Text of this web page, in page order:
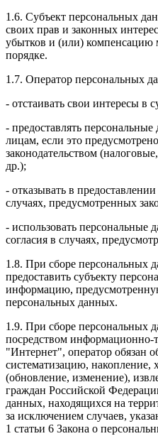
1.6. Субъект персональных
своих прав и законных
убытков и (или) компенсацию
порядке.
1.7. Оператор персональных
- отстаивать свои интересы в
- предоставлять
лицам, если это
законодательством
др.);
- отказывать в
случаях, предусмотренных
- использовать персональные
согласия в случаях,
1.8. При сборе персональных
предоставить субъекту
информацию,
персональных данных.
1.9. При сборе персональных
посредством информационно-
"Интернет", оператор обязан
систематизацию, накопление,
(обновление, изменение),
граждан Российской
данных, находящихся на
за исключением случаев,
1 статьи 6 Закона о